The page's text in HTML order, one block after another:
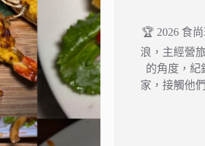
🏆 2026 食
浪，主經營
的角度，紀
家，接觸他